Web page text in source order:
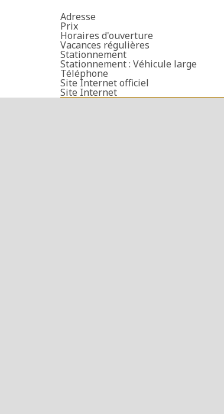
Adresse
Prix
Horaires d'ouverture
Vacances régulières
Stationnement
Stationnement : Véhicule large
Téléphone
Site Internet officiel
Site Internet